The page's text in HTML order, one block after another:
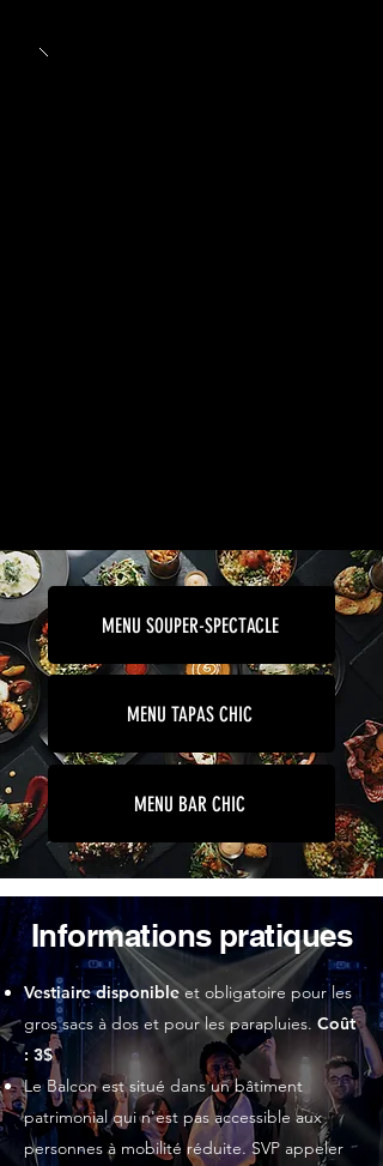
MENU SOUPER-SPECTACLE
MENU TAPAS CHIC
MENU BAR CHIC
Informations pratiques
Vestiaire disponibleet obligatoire pour les
gros sacs à dos et pour les parapluies. Coût
: 3$
Le Balcon est situé dans un bâtiment
patrimonial qui n'est pas accessible aux
personnes à mobilité réduite. SVP appeler